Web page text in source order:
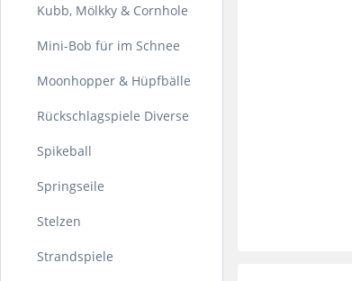
Kubb, Mölkky & Cornhole
Mini-Bob für im Schnee
Moonhopper & Hüpfbälle
Rückschlagspiele Diverse
Spikeball
Springseile
Stelzen
Strandspiele